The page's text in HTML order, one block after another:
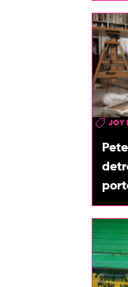
JOY